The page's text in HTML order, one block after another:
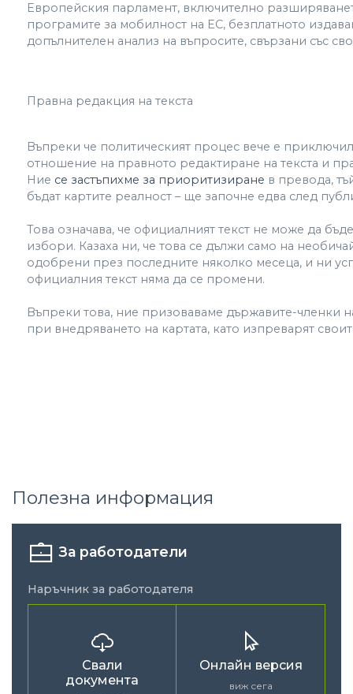
Европейския парламент, включително
програмите за мобилност на ЕС, безплатното
допълнителен анализ на въпросите, свързани със
Правна редакция на текста
Въпреки че политическият процес вече е
отношение на правното редактиране на текста и
Ние се застъпихме за приоритизиране в превода,
бъдат картите реалност – ще започне едва след
Това означава, че официалният текст не може да
избори. Казаха ни, че това се дължи само на
одобрени през последните няколко месеца, и ни
официалния текст няма да се промени.
Въпреки това, ние призоваваме държавите-членки
при внедряването на картата, като изпреварят
Полезна информация
За работодатели
Наръчник за работодателя
Свали
документа
Онлайн версия
виж сега